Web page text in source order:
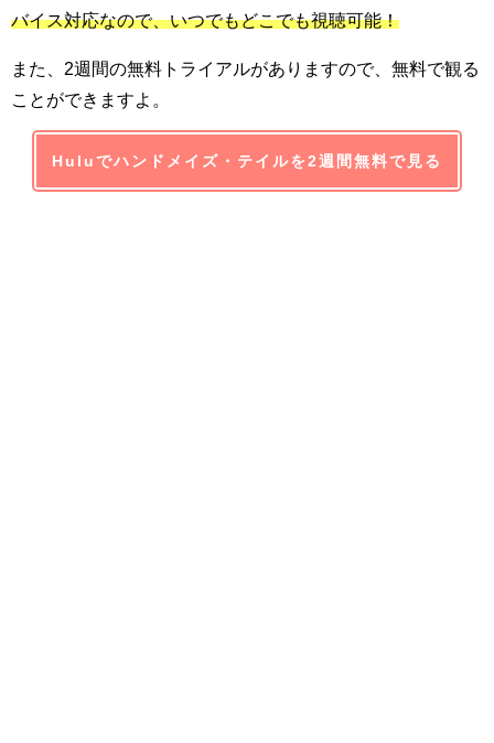
バイス対応なので、いつでもどこでも視聴可能！
また、2週間の無料トライアルがありますので、無料で観る
ことができますよ。
Huluでハンドメイズ・テイルを2週間無料で見る